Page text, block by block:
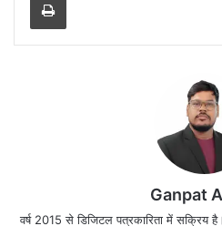
Ganpat
वर्ष 2015 से डिजिटल पत्रकारिता में सक्रिय